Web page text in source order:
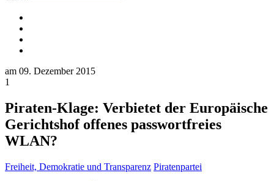
am 09. Dezember 2015
1
Piraten-Klage: Verbietet der Europäische
Gerichtshof offenes passwortfreies
WLAN?
Freiheit, Demokratie und Transparenz Piratenpartei